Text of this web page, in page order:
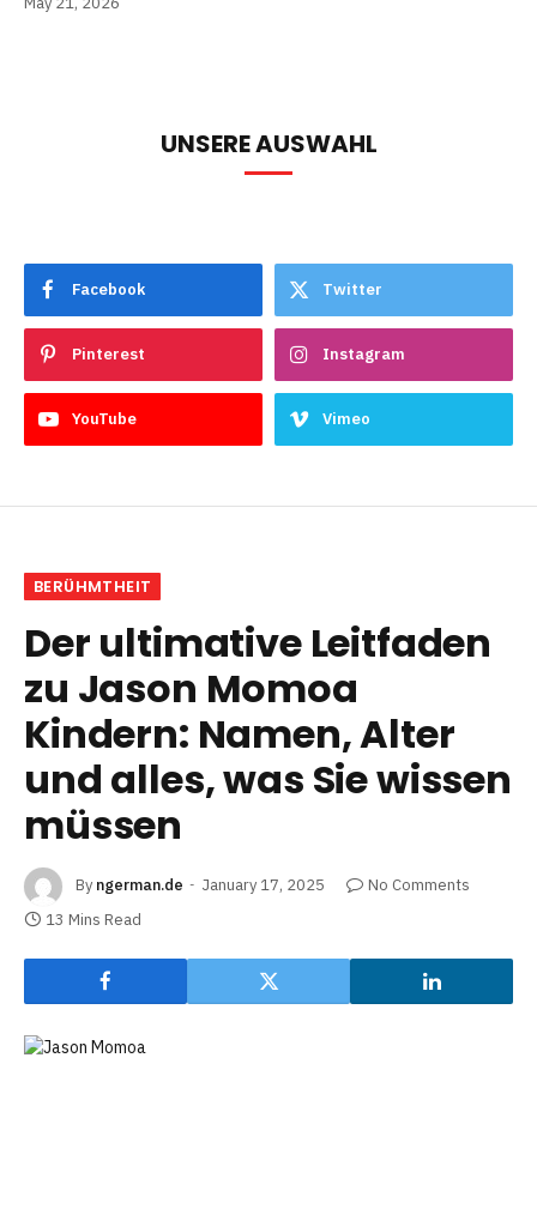
UNSERE AUSWAHL
Facebook Twitter
Pinterest Instagram
YouTube Vimeo
BERÜHMTHEIT
Der ultimative Leitfaden
zu Jason Momoa
Kindern: Namen, Alter
und alles, was Sie wissen
müssen
By ngerman.de January 17, 2025
No Comments
13 Mins Read